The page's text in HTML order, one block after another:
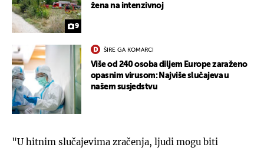
9
žena na intenzivnoj
ŠIRE GA KOMARCI
Više od 240 osoba diljem Europe zaraženo
opasnim virusom: Najviše slučajeva u
našem susjedstvu
"U hitnim slučajevima zračenja, ljudi mogu biti